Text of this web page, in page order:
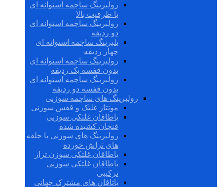
رولبرینگ ساچمه استوانه ای
با ظرفیت بالا
رولبرینگ ساچمه استوانه ای
دو ردیفه
بلبرینگ ساچمه استوانه ای
چهار ردیفه
رولبرینگ ساچمه استوانه ای
بدون قفسه یک ردیفه
رولبرینگ ساچمه استوانه ای
بدون قفسه دو ردیفه
رولبرینگ های ساچمه سوزنی
مونتاژ غلتک و قفس سوزنی
یاطاقان غلتکی سوزنی
فنجان کشیده شده
رولبرینگ های سوزنی با حلقه
های تراش خورده
یاطاقان غلتکی سوزن تراز
یاطاقان غلتکی سوزنی
ترکیبی
یاتاقان های مشترک جهانی